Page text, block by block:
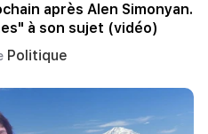
après Alen Simonyan.
à son sujet (vidéo)
Politique